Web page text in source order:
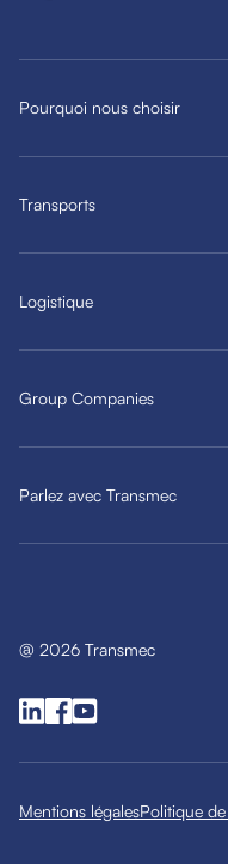
Pourquoi nous choisir
Transports
Logistique
Group Companies
Parlez avec Transmec
@ 2026 Transmec
Mentions légalesPolitique